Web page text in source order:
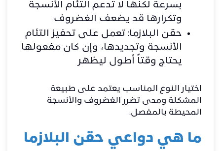
بسرعة لكنها لا تدعم التئام الأنسجة
وتكرارها قد يضعف الغضروف
حقن البلازما: تعمل على تحفيز التئام
الأنسجة وتجديدها، وإن كان مفعولها
يحتاج وقتاً أطول ليظهر
اختيار النوع المناسب يعتمد على طبيعة
المشكلة ومدى تضرر الغضروف والأنسجة
المحيطة بالمفصل.
ما هي دواعي حقن البلازما